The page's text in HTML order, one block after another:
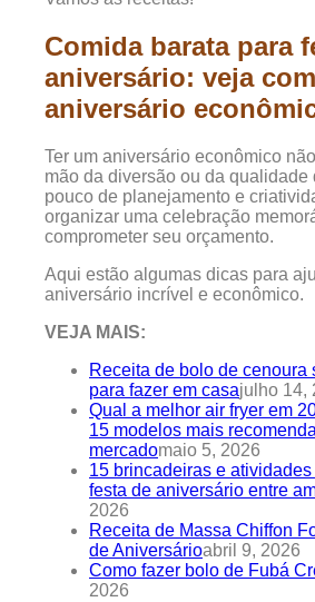
Comida barata para
aniversário: veja
aniversário
Ter um aniversário econômico
mão da diversão ou da qualidade
pouco de planejamento e
organizar uma celebração
comprometer seu orçamento.
Aqui estão algumas dicas para
aniversário incrível e econômico.
VEJA MAIS:
Receita de bolo de cenoura
para fazer em casajulho 14,
Qual a melhor air fryer em
15 modelos mais
mercadomaio 5, 2026
15 brincadeiras e
festa de aniversário entre
2026
Receita de Massa Chiffon
de Aniversárioabril 9, 2026
Como fazer bolo de Fubá
2026